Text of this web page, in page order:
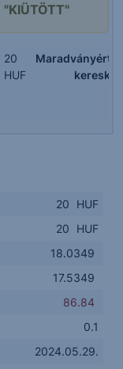
"KIÜTÖTT"
20
HUF
20
HUF
20
HUF
18.0349
17.5349
86.84
0.1
2024.05.29.